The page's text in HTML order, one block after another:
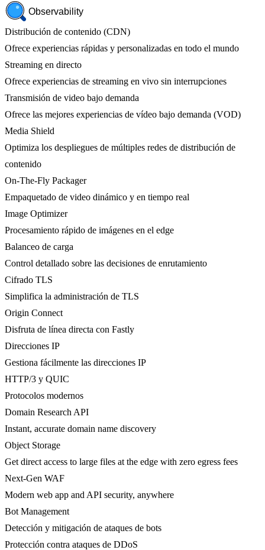
Observability
Distribución de contenido (CDN)
Ofrece experiencias rápidas y personalizadas en todo el mundo
Streaming en directo
Ofrece experiencias de streaming en vivo sin interrupciones
Transmisión de video bajo demanda
Ofrece las mejores experiencias de vídeo bajo demanda (VOD)
Media Shield
Optimiza los despliegues de múltiples redes de distribución de
contenido
On-The-Fly Packager
Empaquetado de video dinámico y en tiempo real
Image Optimizer
Procesamiento rápido de imágenes en el edge
Balanceo de carga
Control detallado sobre las decisiones de enrutamiento
Cifrado TLS
Simplifica la administración de TLS
Origin Connect
Disfruta de línea directa con Fastly
Direcciones IP
Gestiona fácilmente las direcciones IP
HTTP/3 y QUIC
Protocolos modernos
Domain Research API
Instant, accurate domain name discovery
Object Storage
Get direct access to large files at the edge with zero egress fees
Next-Gen WAF
Modern web app and API security, anywhere
Bot Management
Detección y mitigación de ataques de bots
Protección contra ataques de DDoS